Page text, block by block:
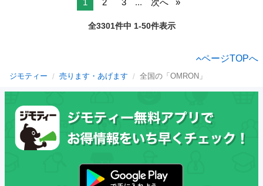
1 2 3 ... 次へ
全3301件中 1-50件表示
ページTOPへ
ジモティー 売ります・あげます 全国の「OMRON」